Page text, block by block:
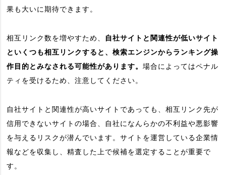
果も大いに期待できます。
相互リンク数を増やすため、
自社サイトと関連性が低いサイト
といくつも相互リンクすると、検索エンジンからランキング操
作目的とみなされる可能性があります。場合によってはペナル
ティを受けるため、注意してください。
自社サイトと関連性が高いサイトであっても、相互リンク先が
信用できないサイトの場合、自社になんらかの不利益や悪影響
を与えるリスクが潜んでいます。サイトを運営している企業情
報などを収集し、精査した上で候補を選定することが重要で
す。